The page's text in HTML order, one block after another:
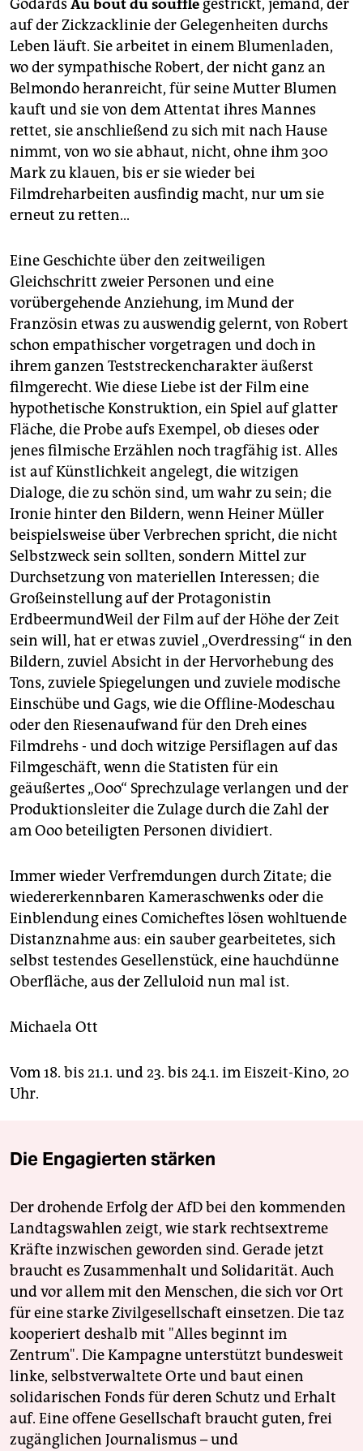
Godards Au bout du souffle gestrickt, jemand, der
auf der Zickzacklinie der Gelegenheiten durchs
Leben läuft. Sie arbeitet in einem Blumenladen,
wo der sympathische Robert, der nicht ganz an
Belmondo heranreicht, für seine Mutter Blumen
kauft und sie von dem Attentat ihres Mannes
rettet, sie anschließend zu sich mit nach Hause
nimmt, von wo sie abhaut, nicht, ohne ihm 300
Mark zu klauen, bis er sie wieder bei
Filmdreharbeiten ausfindig macht, nur um sie
erneut zu retten...
Eine Geschichte über den zeitweiligen
Gleichschritt zweier Personen und eine
vorübergehende Anziehung, im Mund der
Französin etwas zu auswendig gelernt, von Robert
schon empathischer vorgetragen und doch in
ihrem ganzen Teststreckencharakter äußerst
filmgerecht. Wie diese Liebe ist der Film eine
hypothetische Konstruktion, ein Spiel auf glatter
Fläche, die Probe aufs Exempel, ob dieses oder
jenes filmische Erzählen noch tragfähig ist. Alles
ist auf Künstlichkeit angelegt, die witzigen
Dialoge, die zu schön sind, um wahr zu sein; die
Ironie hinter den Bildern, wenn Heiner Müller
beispielsweise über Verbrechen spricht, die nicht
Selbstzweck sein sollten, sondern Mittel zur
Durchsetzung von materiellen Interessen; die
Großeinstellung auf der Protagonistin
ErdbeermundWeil der Film auf der Höhe der Zeit
sein will, hat er etwas zuviel „Overdressing“ in den
Bildern, zuviel Absicht in der Hervorhebung des
Tons, zuviele Spiegelungen und zuviele modische
Einschübe und Gags, wie die Offline-Modeschau
oder den Riesenaufwand für den Dreh eines
Filmdrehs - und doch witzige Persiflagen auf das
Filmgeschäft, wenn die Statisten für ein
geäußertes „Ooo“ Sprechzulage verlangen und der
Produktionsleiter die Zulage durch die Zahl der
am Ooo beteiligten Personen dividiert.
Immer wieder Verfremdungen durch Zitate; die
wiedererkennbaren Kameraschwenks oder die
Einblendung eines Comicheftes lösen wohltuende
Distanznahme aus: ein sauber gearbeitetes, sich
selbst testendes Gesellenstück, eine hauchdünne
Oberfläche, aus der Zelluloid nun mal ist.
Michaela Ott
Vom 18. bis 21.1. und 23. bis 24.1. im Eiszeit-Kino, 20
Uhr.
Die Engagierten stärken
Der drohende Erfolg der AfD bei den kommenden
Landtagswahlen zeigt, wie stark rechtsextreme
Kräfte inzwischen geworden sind. Gerade jetzt
braucht es Zusammenhalt und Solidarität. Auch
und vor allem mit den Menschen, die sich vor Ort
für eine starke Zivilgesellschaft einsetzen. Die taz
kooperiert deshalb mit "Alles beginnt im
Zentrum". Die Kampagne unterstützt bundesweit
linke, selbstverwaltete Orte und baut einen
solidarischen Fonds für deren Schutz und Erhalt
auf. Eine offene Gesellschaft braucht guten, frei
zugänglichen Journalismus – und